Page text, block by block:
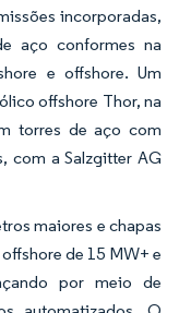
incorporadas,
aço conformes na
e offshore. Um
offshore Thor, na
torres de aço com
com a Salzgitter AG
maiores e chapas
de 15 MW+ e
por meio de